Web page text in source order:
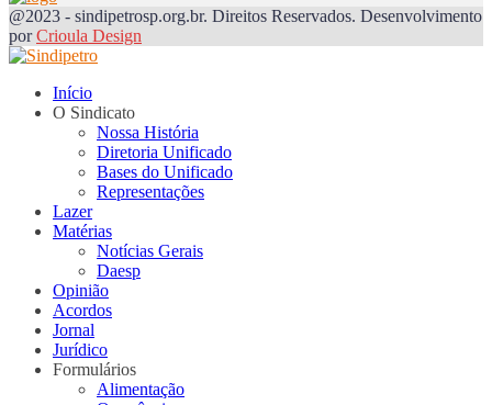
@2023 - sindipetrosp.org.br. Direitos Reservados. Desenvolvimento
porCrioula Design
Início
O Sindicato
Nossa História
Diretoria Unificado
Bases do Unificado
Representações
Lazer
Matérias
Notícias Gerais
Daesp
Opinião
Acordos
Jornal
Jurídico
Formulários
Alimentação